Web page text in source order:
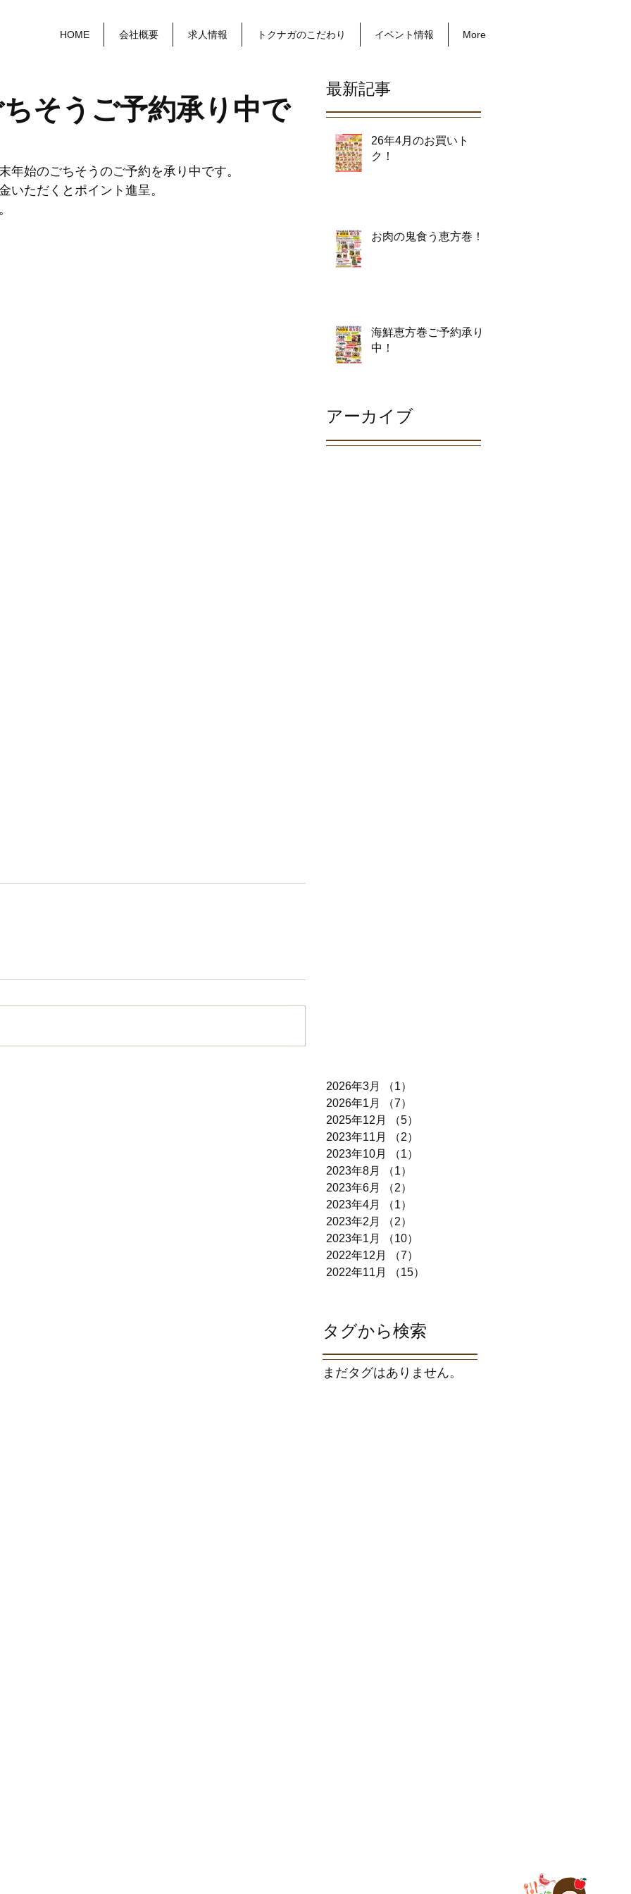
HOME 会社概要 求人情報 トクナガのこだわり イベント情報 More
そうご予約承り中で
年始のごちそうのご予約を承り中です。
いただくとポイント進呈。
最新記事
26年4月のお買いト
ク！
お肉の鬼食う恵方巻！
海鮮恵方巻ご予約承り
中！
アーカイブ
2026年3月 （1）
2026年1月
（7）
2025年12月
（5）
2023年11月
（2）
2023年10月
（1）
2023年8月
（1）
2023年6月
（2）
2023年4月
（1）
2023年2月
（2）
2023年1月
（10）
2022年12月
（7）
2022年11月
（15）
タグから検索
まだタグはありません。